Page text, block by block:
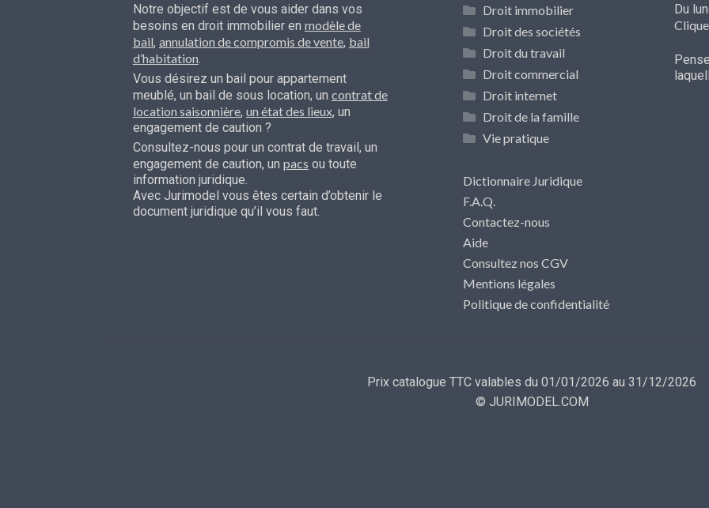
Notre objectif est de vous aider dans vos
besoins en droit immobilier en modèle de
bail, annulation de compromis de vente, bail
d’habitation.
Vous désirez un bail pour appartement
meublé, un bail de sous location, un contrat de
location saisonnière, un état des lieux, un
engagement de caution ?
Consultez-nous pour un contrat de travail, un
engagement de caution, un pacs ou toute
information juridique.
Avec Jurimodel vous êtes certain d’obtenir le
document juridique qu’il vous faut.
Droit immobilier
Droit des sociétés
Droit du travail
Droit commercial
Droit internet
Droit de la famille
Vie pratique
Dictionnaire Juridique
F.A.Q.
Contactez-nous
Aide
Consultez nos CGV
Mentions légales
Politique de confidentialité
Du
Prix catalogue TTC valables du 01/01/2026 au 31/12/2026
© JURIMODEL.COM